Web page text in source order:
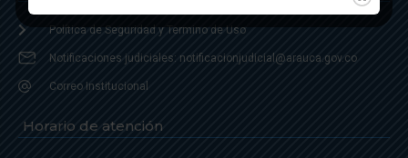
Política de Seguridad y Termino de Uso
Notificaciones judiciales: notificacionjudicial@arauca.gov.co
Correo Institucional
Horario de atención